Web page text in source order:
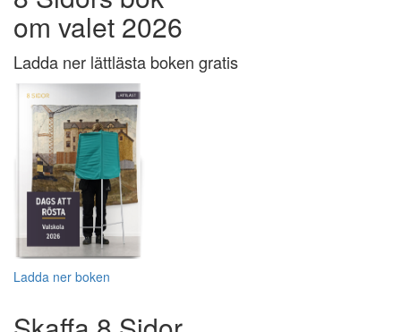
om valet 2026
Ladda ner lättlästa boken gratis
Ladda ner boken